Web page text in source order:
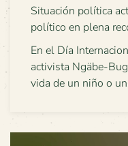
Situación política
político en plena
En el Día
activista Ngäbe-
vida de un niño o